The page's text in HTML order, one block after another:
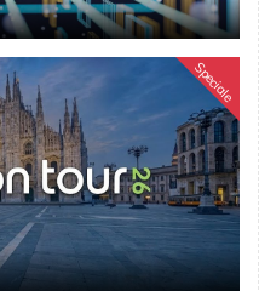
Speciale